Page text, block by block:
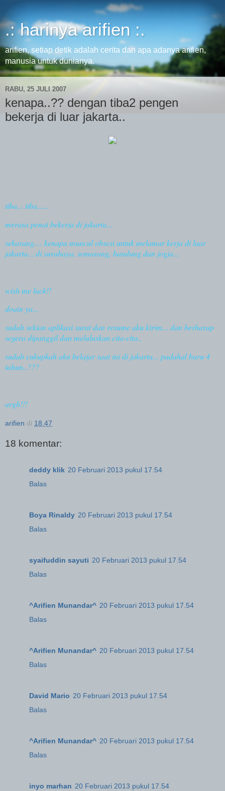
.: harinya arifien :.
arifien, setiap detik adalah cerita dan apa adanya arifien,
manusia untuk dunianya.
RABU, 25 JULI 2007
kenapa..?? dengan tiba2 pengen
bekerja di luar jakarta..
tiba... tiba......
merasa penat bekerja di jakarta...
sekarang.... kenapa muncul obsesi untuk melamar kerja di luar
jakarta... di surabaya, semarang, bandung dan jogja...
wish me luck!!
doain ya...
sudah sekian aplikasi surat dan resume aku kirim... dan berharap
segera dipanggil dan meluluskan cita-cita..
sudah cukupkah aku belajar saat ini di jakarta... padahal baru 4
tahun..???
argh!!!
arifien di 18.47
18 komentar:
deddy klik 20 Februari 2013 pukul 17.54
Balas
Boya Rinaldy 20 Februari 2013 pukul 17.54
Balas
syaifuddin sayuti 20 Februari 2013 pukul 17.54
Balas
^Arifien Munandar^ 20 Februari 2013 pukul 17.54
Balas
^Arifien Munandar^ 20 Februari 2013 pukul 17.54
Balas
David Mario 20 Februari 2013 pukul 17.54
Balas
^Arifien Munandar^ 20 Februari 2013 pukul 17.54
Balas
inyo marhan 20 Februari 2013 pukul 17.54